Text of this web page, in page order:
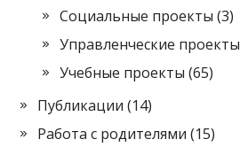
Социальные проекты (3)
Управленческие проекты
Учебные проекты (65)
Публикации (14)
Работа с родителями (15)